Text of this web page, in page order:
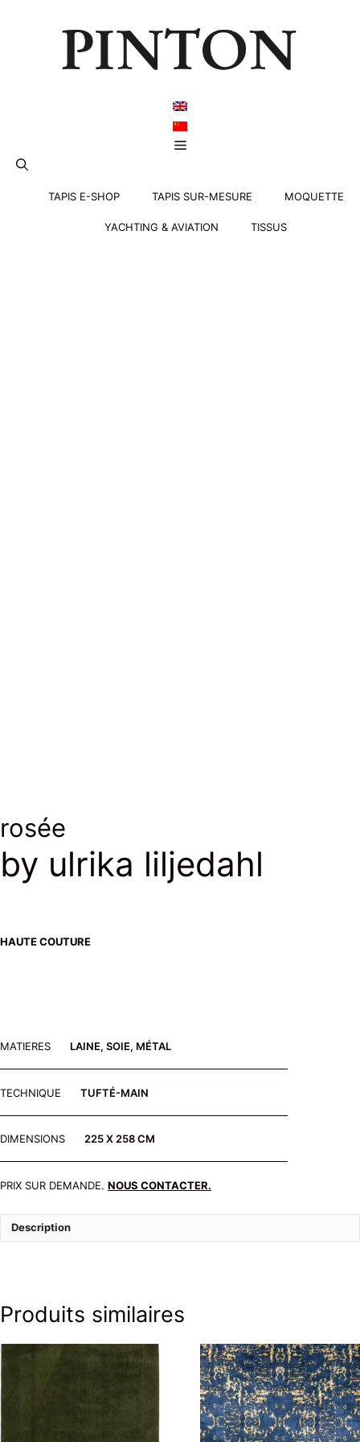
Menu
TAPIS E-SHOP TAPIS SUR-MESURE MOQUETTE
YACHTING & AVIATION TISSUS
rosée
by ulrika liljedahl
HAUTE COUTURE
MATIERES LAINE, SOIE, MÉTAL
TECHNIQUE TUFTÉ-MAIN
DIMENSIONS 225 X 258 CM
PRIX SUR DEMANDE. NOUS CONTACTER.
Description
Produits similaires